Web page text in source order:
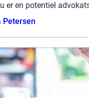
er en potentiel
Petersen